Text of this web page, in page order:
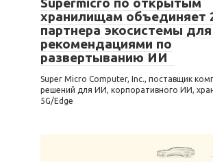
хранилищам объединяет
партнера экосистемы
рекомендациями по
развертыванию ИИ
Super Micro Computer, Inc., поставщик
решений для ИИ, корпоративного ИИ,
5G/Edge